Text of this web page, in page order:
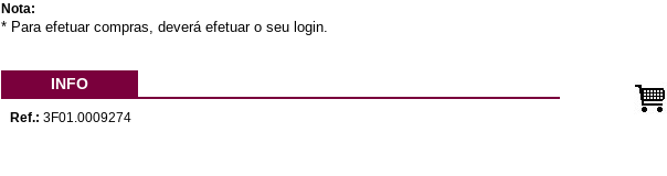
Nota:
* Para efetuar compras, deverá efetuar o seu login.
INFO
Ref.: 3F01.0009274